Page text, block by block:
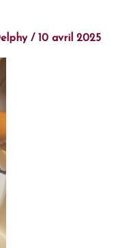
/ 10 avril 2025